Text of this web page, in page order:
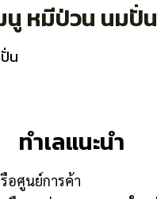
นู หมีป่วน นมปั่น
ทำเลแนะนำ
อศูนย์การค้า